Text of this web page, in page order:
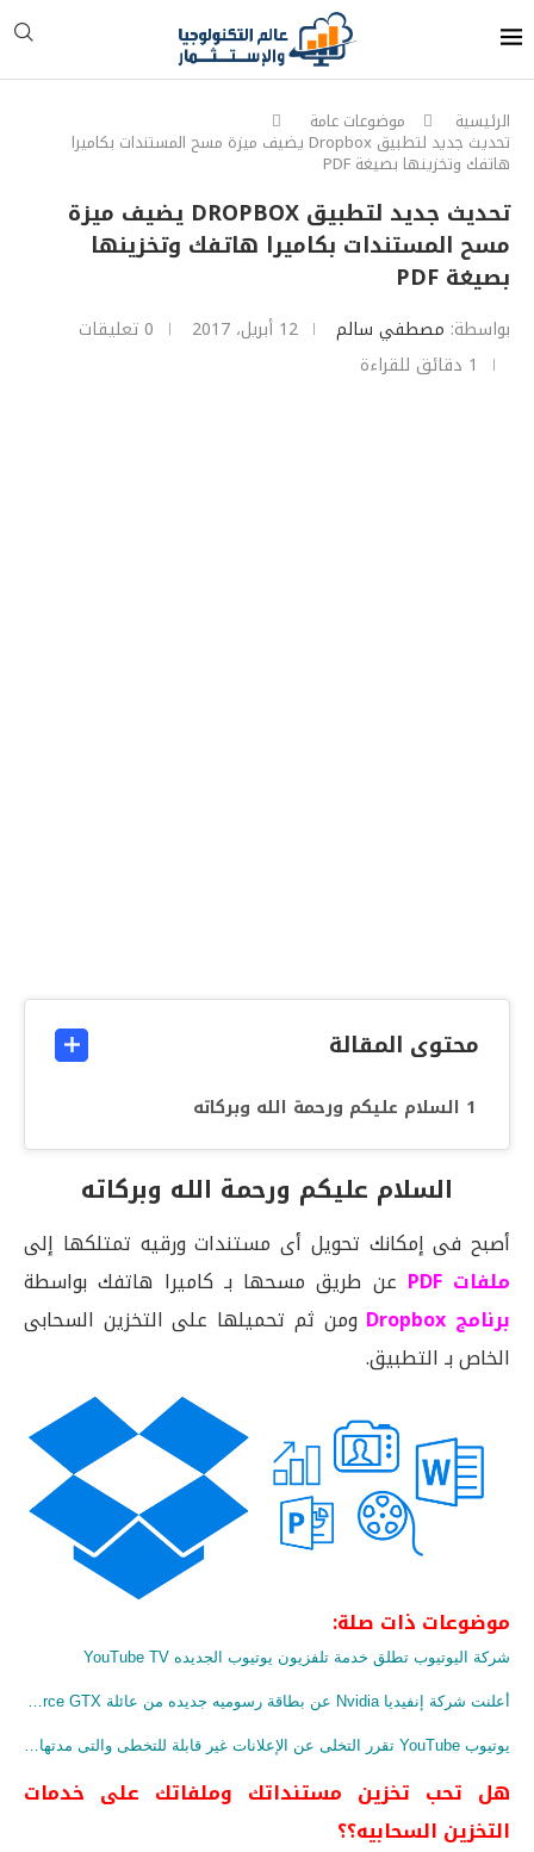
الرئيسية موضوعات عامة
تحديث جديد لتطبيق Dropbox يضيف ميزة مسح المستندات بكاميرا
هاتفك وتخزينها بصيغة PDF
تحديث جديد لتطبيق DROPBOX يضيف ميزة
مسح المستندات بكاميرا هاتفك وتخزينها
بصيغة PDF
بواسطة: مصطفي سالم 12 أبريل، 2017
0 تعليقات
1 دقائق للقراءة
محتوى المقالة
السلام عليكم ورحمة الله وبركاته
السلام عليكم ورحمة الله وبركاته
أصبح فى إمكانك تحويل أى مستندات ورقيه تمتلكها إلى
ملفات PDF
عن طريق مسحها بـ كاميرا هاتفك بواسطة
برنامج Dropbox
ومن ثم تحميلها على التخزين السحابى
الخاص بـ التطبيق.
موضوعات ذات صلة:
شركة اليوتيوب تطلق خدمة تلفزيون يوتيوب الجديده YouTube TV
أعلنت شركة إنفيديا Nvidia عن بطاقة رسوميه جديده من عائلة GeForce GTX
يوتيوب YouTube تقرر التخلى عن الإعلانات غير قابلة للتخطى والتى مدتها 30 ثانيه
هل تحب تخزين مستنداتك وملفاتك على خدمات
التخزين السحابيه؟؟